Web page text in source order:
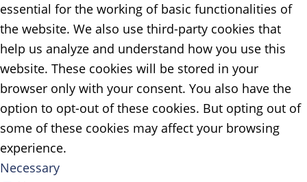
essential for the working of basic functionalities of
the website. We also use third-party cookies that
help us analyze and understand how you use this
website. These cookies will be stored in your
browser only with your consent. You also have the
option to opt-out of these cookies. But opting out of
some of these cookies may affect your browsing
experience.
Necessary